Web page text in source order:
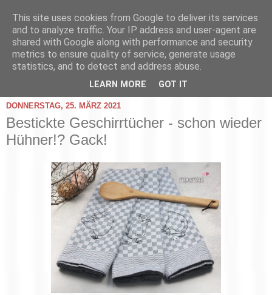
DONNERSTAG, 25. MÄRZ 2021
Bestickte Geschirrtücher - schon wieder
Hühner!? Gack!
This site uses cookies from Google to deliver its services
and to analyze traffic. Your IP address and user-agent are
shared with Google along with performance and security
metrics to ensure quality of service, generate usage
statistics, and to detect and address abuse.
LEARN MORE GOT IT